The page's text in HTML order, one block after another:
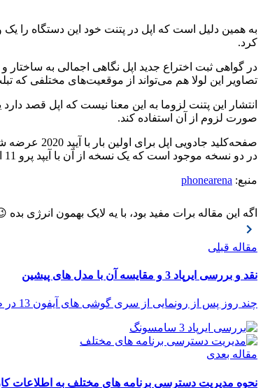
به همین دلیل است که اپل در پتنت خود این دستگاه را
کرد.
در گواهی ثبت اختراع جدید اپل نگاهی اجمالی به
تصاویر این لولا هم می‌تواند از موقعیت‌های مختلفی که
انتشار این پتنت لزوما به این معنا نیست که اپل قصد
صورت لزوم از آن استفاده کند.
صفحه‌کلید
در دو نسخه موجود است که یک نسخه از آن با آیپد پرو 11 اینچی نسل سوم و آیپد ایر نسل چهارم سازگار است. نسخه دیگر هم با آیپد پرو نسل پنج 12.9 اینچی سازگاری دارد.
منبع: phonearena
اگه این مقاله برات مفید بود، با یه لایک بهمون انرژی بده
مقاله قبلی
نقد و بررسی ایرپاد 3 و مقایسه آن با مدل های پیشین
چند روز پس از رونمایی از سری گوشی های آیفون 13 در طی یک رویداد بزرگ، کمپانی اپل با برگزاری...
مقاله بعدی
نحوه مدیریت دسترسی برنامه های مختلف به اطلاعات